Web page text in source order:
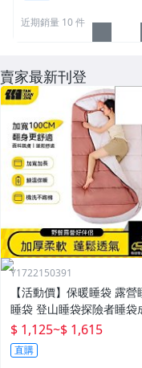
近期銷量 10 件
賣家最新刊登
Y1722150391
【活動價】保暖睡袋 露營
睡袋 登山睡袋探險者睡袋成人
冬季加厚防寒加大戶外露營
人抗寒四季通用款保暖
$ 1,125~$ 1,615
直購